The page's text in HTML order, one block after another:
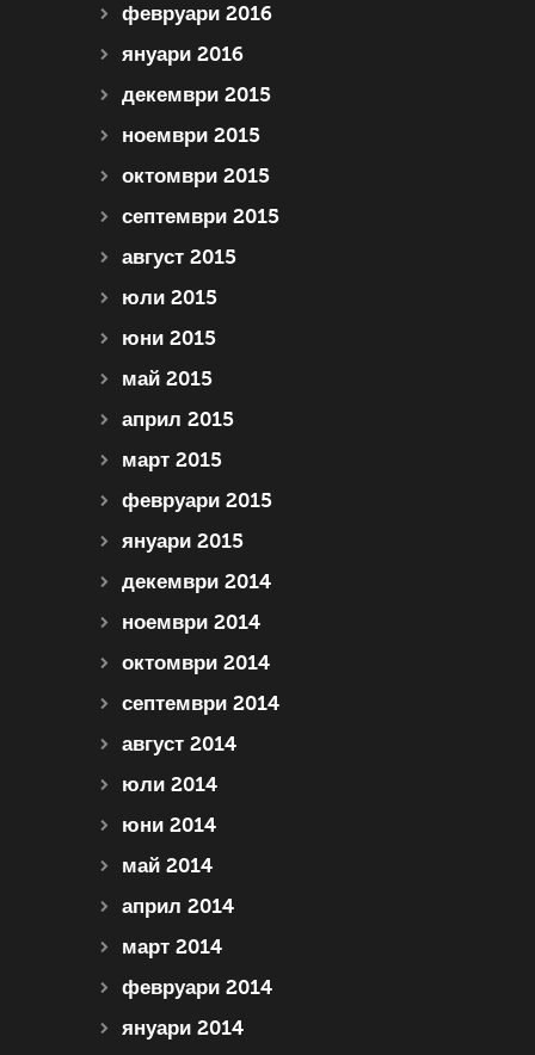
февруари 2016
януари 2016
декември 2015
ноември 2015
октомври 2015
септември 2015
август 2015
юли 2015
юни 2015
май 2015
април 2015
март 2015
февруари 2015
януари 2015
декември 2014
ноември 2014
октомври 2014
септември 2014
август 2014
юли 2014
юни 2014
май 2014
април 2014
март 2014
февруари 2014
януари 2014